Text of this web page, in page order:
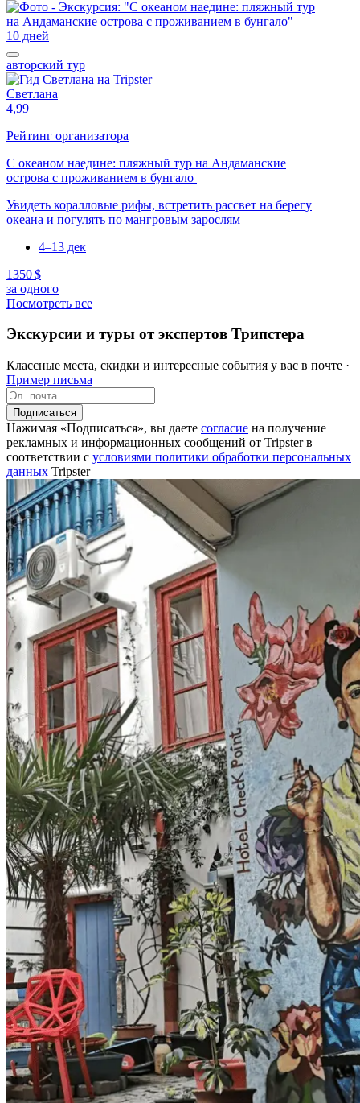
10 дней
авторский тур
Светлана
4,99
Рейтинг организатора
С океаном наедине: пляжный тур на Андаманские
острова с проживанием в бунгало
Увидеть коралловые рифы, встретить рассвет на берегу
океана и погулять по мангровым зарослям
4–13 дек
1350 $
за одного
Посмотреть все
Экскурсии и туры от экспертов Трипстера
Классные места, скидки и интересные события у вас в почте ·
Пример письма
Подписаться
Нажимая «Подписаться», вы даете согласие на получение
рекламных и информационных сообщений от Tripster в
соответствии c условиями политики обработки персональных
данных Tripster